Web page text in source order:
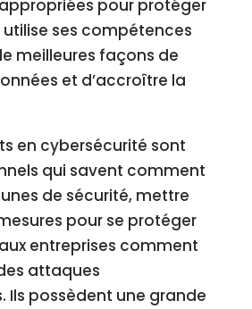
pour protéger
utilise ses compétences
meilleures façons de
et d’accroître la
en cybersécurité sont
qui savent comment
de sécurité, mettre
pour se protéger
entreprises comment
attaques
Ils possèdent une grande